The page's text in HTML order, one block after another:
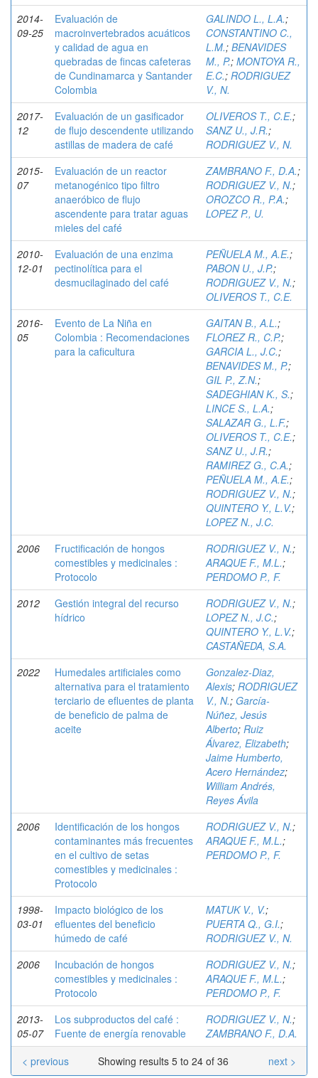
2014-
09-25
Evaluación de
macroinvertebrados acuáticos
y calidad de agua en
quebradas de fincas cafeteras
de Cundinamarca y Santander
Colombia
GALINDO L., L.A.;
CONSTANTINO C.,
L.M.; BENAVIDES
M., P.; MONTOYA R.,
E.C.; RODRIGUEZ
V., N.
2017-
12
Evaluación de un gasificador
de flujo descendente utilizando
astillas de madera de café
OLIVEROS T., C.E.;
SANZ U., J.R.;
RODRIGUEZ V., N.
2015-
07
Evaluación de un reactor
metanogénico tipo filtro
anaeróbico de flujo
ascendente para tratar aguas
mieles del café
ZAMBRANO F., D.A.;
RODRIGUEZ V., N.;
OROZCO R., P.A.;
LOPEZ P., U.
2010-
12-01
Evaluación de una enzima
pectinolítica para el
desmucilaginado del café
PEÑUELA M., A.E.;
PABON U., J.P.;
RODRIGUEZ V., N.;
OLIVEROS T., C.E.
2016-
05
Evento de La Niña en
Colombia : Recomendaciones
para la caficultura
GAITAN B., A.L.;
FLOREZ R., C.P.;
GARCIA L., J.C.;
BENAVIDES M., P.;
GIL P., Z.N.;
SADEGHIAN K., S.;
LINCE S., L.A.;
SALAZAR G., L.F.;
OLIVEROS T., C.E.;
SANZ U., J.R.;
RAMIREZ G., C.A.;
PEÑUELA M., A.E.;
RODRIGUEZ V., N.;
QUINTERO Y., L.V.;
LOPEZ N., J.C.
2006
Fructificación de hongos
comestibles y medicinales :
Protocolo
RODRIGUEZ V., N.;
ARAQUE F., M.L.;
PERDOMO P., F.
2012
Gestión integral del recurso
hídrico
RODRIGUEZ V., N.;
LOPEZ N., J.C.;
QUINTERO Y., L.V.;
CASTAÑEDA, S.A.
2022
Humedales artificiales como
alternativa para el tratamiento
terciario de efluentes de planta
de beneficio de palma de
aceite
Gonzalez-Diaz,
Alexis; RODRIGUEZ
V., N.; García-
Núñez, Jesús
Alberto; Ruiz
Álvarez, Elizabeth;
Jaime Humberto,
Acero Hernández;
William Andrés,
Reyes Ávila
2006
Identificación de los hongos
contaminantes más frecuentes
en el cultivo de setas
comestibles y medicinales :
Protocolo
RODRIGUEZ V., N.;
ARAQUE F., M.L.;
PERDOMO P., F.
1998-
03-01
Impacto biológico de los
efluentes del beneficio
húmedo de café
MATUK V., V.;
PUERTA Q., G.I.;
RODRIGUEZ V., N.
2006
Incubación de hongos
comestibles y medicinales :
Protocolo
RODRIGUEZ V., N.;
ARAQUE F., M.L.;
PERDOMO P., F.
2013-
05-07
Los subproductos del café :
Fuente de energía renovable
RODRIGUEZ V., N.;
ZAMBRANO F., D.A.
Showing results 5 to 24 of 36
< previous next >